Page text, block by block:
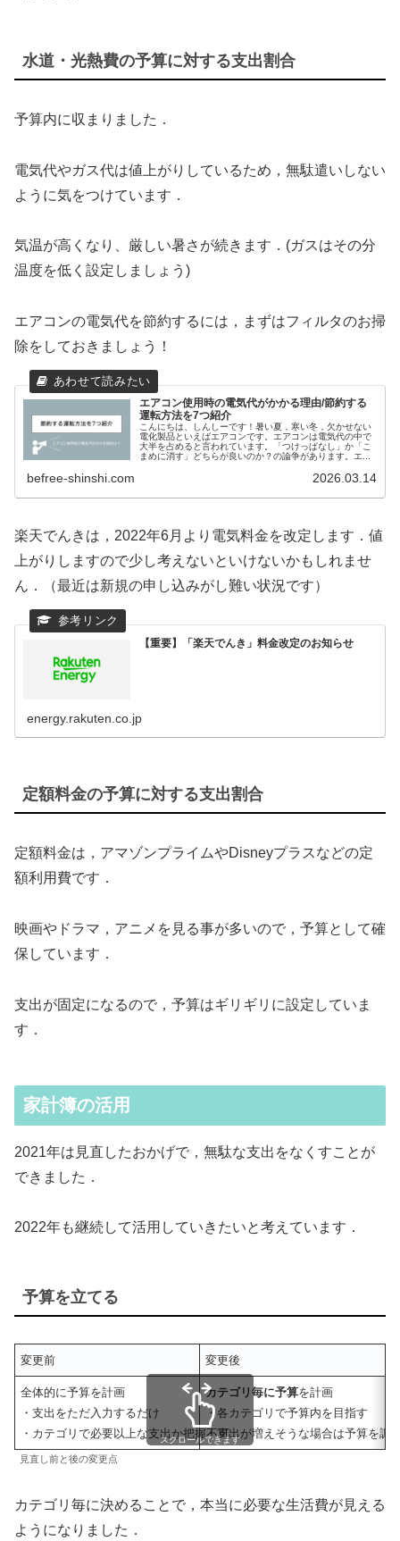
水道・光熱費の予算に対する支出割合
予算内に収まりました．
電気代やガス代は値上がりしているため，無駄遣いしない
ように気をつけています．
気温が高くなり、厳しい暑さが続きます．(ガスはその分
温度を低く設定しましょう)
エアコンの電気代を節約するには，まずはフィルタのお掃
除をしておきましょう！
エアコン使用時の電気代がかかる理由/節約する
運転方法を7つ紹介
こんにちは、しんしーです！暑い夏，寒い冬，欠かせない
電化製品といえばエアコンです。エアコンは電気代の中で
大半を占めると言われています。「つけっぱなし」か「こ
まめに消す」どちらが良いのか？の論争があります。エ...
befree-shinshi.com 2026.03.14
楽天でんきは，2022年6月より電気料金を改定します．値
上がりしますので少し考えないといけないかもしれませ
ん．（最近は新規の申し込みがし難い状況です）
【重要】「楽天でんき」料金改定のお知らせ
energy.rakuten.co.jp
定額料金の予算に対する支出割合
定額料金は，アマゾンプライムやDisneyプラスなどの定
額利用費です．
映画やドラマ，アニメを見る事が多いので，予算として確
保しています．
支出が固定になるので，予算はギリギリに設定していま
す．
家計簿の活用
2021年は見直したおかげで，無駄な支出をなくすことが
できました．
2022年も継続して活用していきたいと考えています．
予算を立てる
変更前 変更後
全体的に予算を計画
・支出をただ入力するだけ
・カテゴリで必要以上な支出か把握不可
カテゴリ毎に予算を計画
・各カテゴリで予算内を目指す
・支出が増えそうな場合は予算を調
スクロールできます
見直し前と後の変更点
カテゴリ毎に決めることで，本当に必要な生活費が見える
ようになりました．